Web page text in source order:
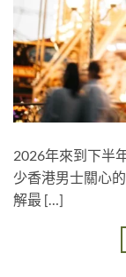
2026年來到下半
少香港男士關心
解最 […]